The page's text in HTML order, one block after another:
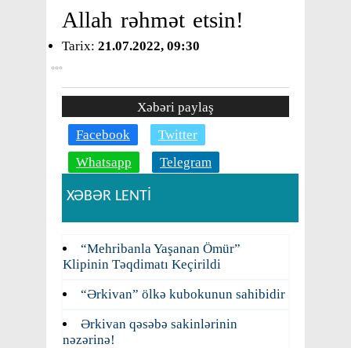
Allah rəhmət etsin!
Tarix: 21.07.2022, 09:30
Xəbəri paylaş
Facebook
Twitter
Whatsapp
Telegram
XƏBƏR LENTİ
“Mehribanla Yaşanan Ömür”
Klipinin Təqdimatı Keçirildi
“Ərkivan” ölkə kubokunun sahibidir
Ərkivan qəsəbə sakinlərinin
nəzərinə!